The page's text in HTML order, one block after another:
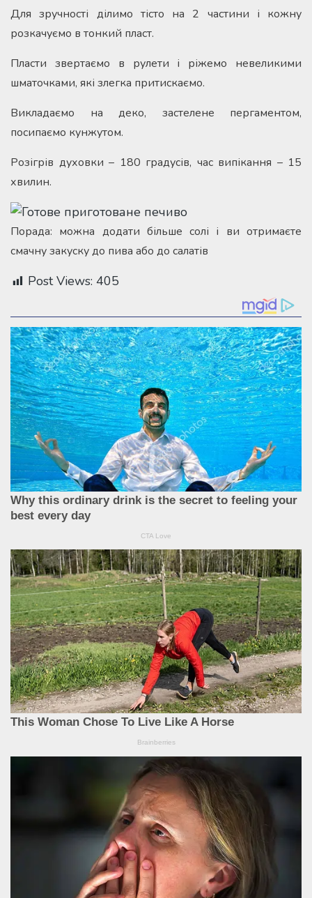
Для зручності ділимо тісто на 2 частини і кожну
розкачуємо в тонкий пласт.
Пласти звертаємо в рулети і ріжемо невеликими
шматочками, які злегка притискаємо.
Викладаємо на деко, застелене пергаментом,
посипаємо кунжутом.
Розігрів духовки – 180 градусів, час випікання – 15
хвилин.
Порада: можна додати більше солі і ви отримаєте
смачну закуску до пива або до салатів
Post Views: 405